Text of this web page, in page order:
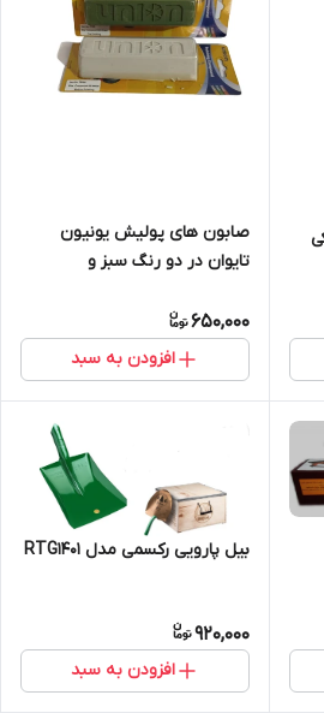
صابون های پولیش یونیون
تایوان در دو رنگ سبز و
موردنظر کلیک کنید)
650,000
افزودن به سبد
بیل پارویی رکسمی مدل RTG1401
920,000
افزودن به سبد